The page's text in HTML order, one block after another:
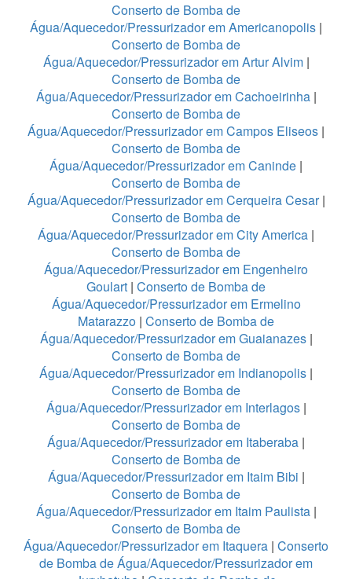
Conserto de Bomba de
Água/Aquecedor/Pressurizador em Americanopolis |
Conserto de Bomba de
Água/Aquecedor/Pressurizador em Artur Alvim |
Conserto de Bomba de
Água/Aquecedor/Pressurizador em Cachoeirinha|
Conserto de Bomba de
Água/Aquecedor/Pressurizador em Campos Eliseos |
Conserto de Bomba de
Água/Aquecedor/Pressurizador em Caninde |
Conserto de Bomba de
Água/Aquecedor/Pressurizador em Cerqueira Cesar|
Conserto de Bomba de
Água/Aquecedor/Pressurizador em City America |
Conserto de Bomba de
Água/Aquecedor/Pressurizador em Engenheiro
Goulart | Conserto de Bomba de
Água/Aquecedor/Pressurizador em Ermelino
Matarazzo | Conserto de Bomba de
Água/Aquecedor/Pressurizador em Guaianazes|
Conserto de Bomba de
Água/Aquecedor/Pressurizador em Indianopolis |
Conserto de Bomba de
Água/Aquecedor/Pressurizador em Interlagos|
Conserto de Bomba de
Água/Aquecedor/Pressurizador em Itaberaba |
Conserto de Bomba de
Água/Aquecedor/Pressurizador em Itaim Bibi |
Conserto de Bomba de
Água/Aquecedor/Pressurizador em Itaim Paulista |
Conserto de Bomba de
Água/Aquecedor/Pressurizador em Itaquera | Conserto
de Bomba de Água/Aquecedor/Pressurizador em